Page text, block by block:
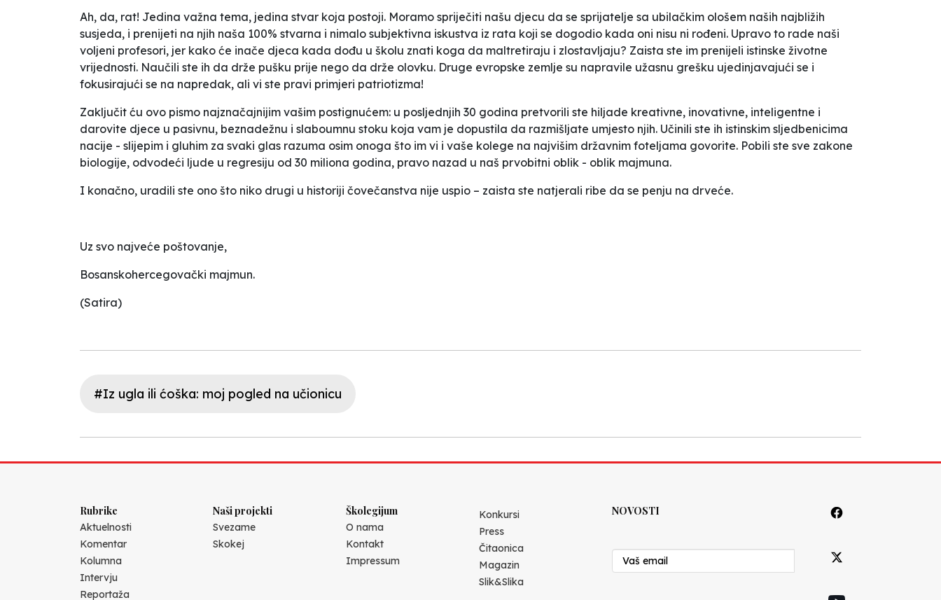
Ah, da, rat! Jedina važna tema, jedina stvar koja postoji. Moramo spriječiti našu djecu da se sprijatelje sa ubilačkim ološem naših najbližih
susjeda, i prenijeti na njih naša 100% stvarna i nimalo subjektivna iskustva iz rata koji se dogodio kada oni nisu ni rođeni. Upravo to rade naši
voljeni profesori, jer kako će inače djeca kada dođu u školu znati koga da maltretiraju i zlostavljaju? Zaista ste im prenijeli istinske životne
vrijednosti. Naučili ste ih da drže pušku prije nego da drže olovku. Druge evropske zemlje su napravile užasnu grešku ujedinjavajući se i
fokusirajući se na napredak, ali vi ste pravi primjeri patriotizma!
Zaključit ću ovo pismo najznačajnijim vašim postignućem: u posljednjih 30 godina pretvorili ste hiljade kreativne, inovativne, inteligentne i
darovite djece u pasivnu, beznadežnu i slaboumnu stoku koja vam je dopustila da razmišljate umjesto njih. Učinili ste ih istinskim sljedbenicima
nacije - slijepim i gluhim za svaki glas razuma osim onoga što im vi i vaše kolege na najvišim državnim foteljama govorite. Pobili ste sve zakone
biologije, odvodeći ljude u regresiju od 30 miliona godina, pravo nazad u naš prvobitni oblik - oblik majmuna.
I konačno, uradili ste ono što niko drugi u historiji čovečanstva nije uspio – zaista ste natjerali ribe da se penju na drveće.
Uz svo najveće poštovanje,
Bosanskohercegovački majmun.
(Satira)
#Iz ugla ili ćoška: moj pogled na učionicu
Rubrike
Aktuelnosti
Komentar
Kolumna
Intervju
Reportaža
Naši projekti
Svezame
Skokej
Školegijum
O nama
Kontakt
Impressum
Konkursi
Press
Čitaonica
Magazin
Slik&Slika
NOVOSTI